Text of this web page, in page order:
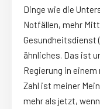
Dinge wie die
Notfällen, mehr
Gesundheitsdienst
ähnliches. Das ist
Regierung in einem
Zahl ist meiner
mehr als jetzt,